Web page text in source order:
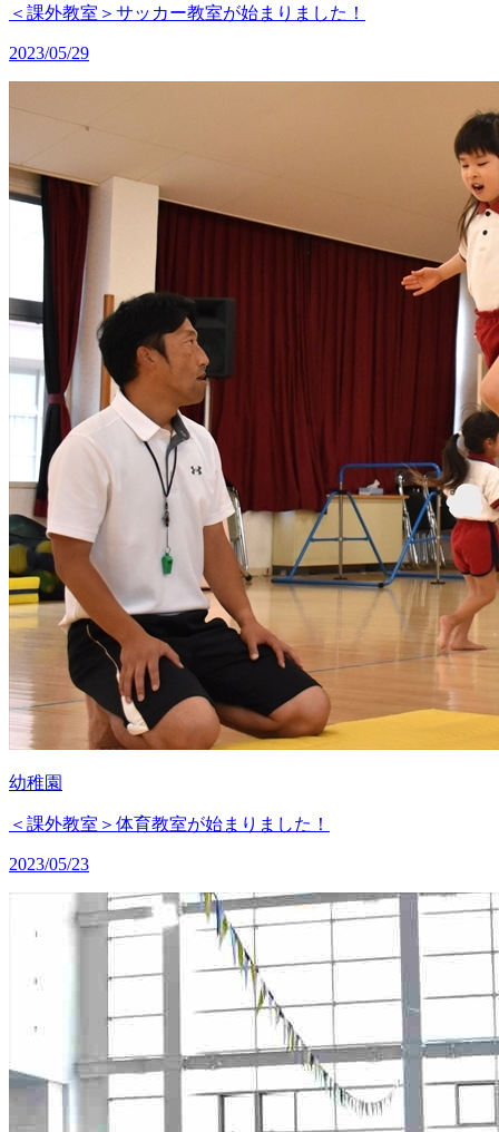
＜課外教室＞サッカー教室が始まりました！
2023/05/29
幼稚園
＜課外教室＞体育教室が始まりました！
2023/05/23